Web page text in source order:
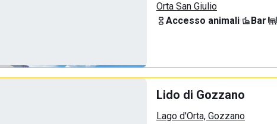
Orta San Giulio
Accesso animali· Bar·
Lido di Gozzano
Lago d'Orta, Gozzano